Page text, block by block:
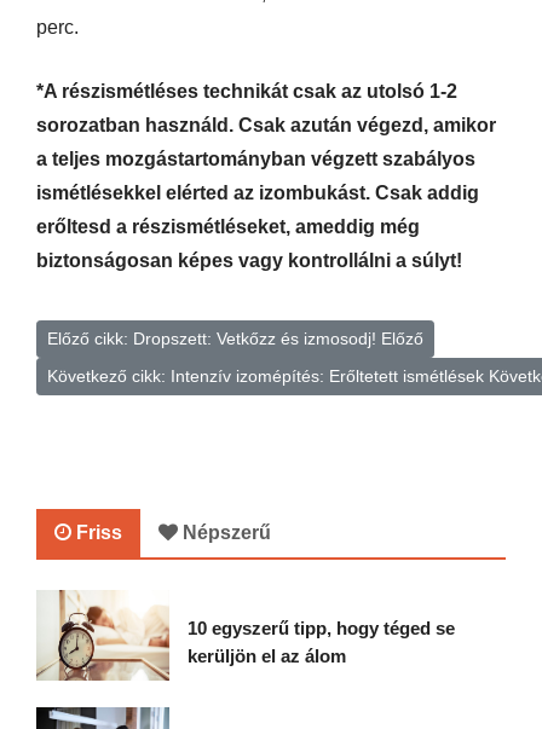
perc.
*A részismétléses technikát csak az utolsó 1-2
sorozatban használd. Csak azután végezd, amikor
a teljes mozgástartományban végzett szabályos
ismétlésekkel elérted az izombukást. Csak addig
erőltesd a részismétléseket, ameddig még
biztonságosan képes vagy kontrollálni a súlyt!
Előző cikk: Dropszett: Vetkőzz és izmosodj! Előző
Következő cikk: Intenzív izomépítés: Erőltetett ismétlések
Friss Népszerű
10 egyszerű tipp, hogy téged se
kerüljön el az álom